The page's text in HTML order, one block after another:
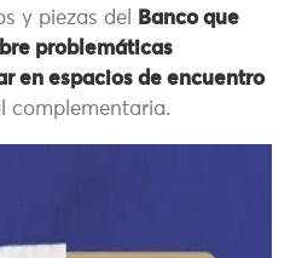
y piezas del
Banco que
problemáticas
en espacios de encuentro
complementaria.